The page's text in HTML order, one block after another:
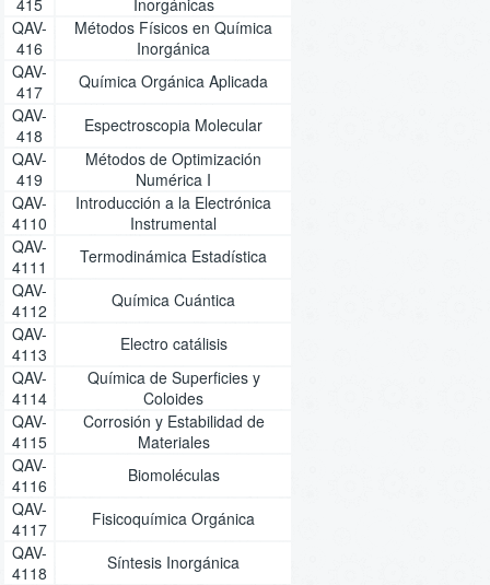
QAV-
416
Métodos Físicos en Química
Inorgánica
QAV-
417
Química Orgánica Aplicada
QAV-
418
Espectroscopia Molecular
QAV-
419
Métodos de Optimización
Numérica I
QAV-
4110
Introducción a la Electrónica
Instrumental
QAV-
4111
Termodinámica Estadística
QAV-
4112
Química Cuántica
QAV-
4113
Electro catálisis
QAV-
4114
Química de Superficies y
Coloides
QAV-
4115
Corrosión y Estabilidad de
Materiales
QAV-
4116
Biomoléculas
QAV-
4117
Fisicoquímica Orgánica
QAV-
4118
Síntesis Inorgánica